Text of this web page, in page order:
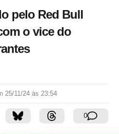
pelo Red Bull
o vice do
25/11/24 às 23:54
0